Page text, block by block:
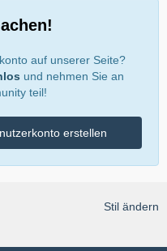
auf unserer Seite?
und nehmen Sie an
teil!
erstellen
Stil ändern